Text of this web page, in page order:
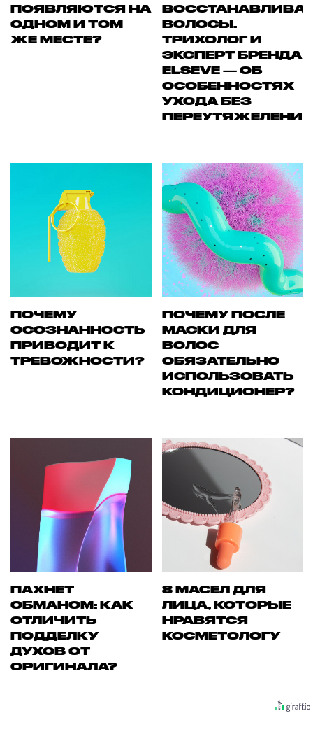
ПОЯВЛЯЮТСЯ НА
ОДНОМ И ТОМ
ЖЕ МЕСТЕ?
ВОЛОСЫ.
ТРИХОЛОГ И
ЭКСПЕРТ БРЕНДА
ELSEVE — ОБ
ОСОБЕННОСТЯХ
УХОДА БЕЗ
ПЕРЕУТЯЖЕЛЕНИЯ
ПОЧЕМУ
ОСОЗНАННОСТЬ
ПРИВОДИТ К
ТРЕВОЖНОСТИ?
ПОЧЕМУ ПОСЛЕ
МАСКИ ДЛЯ
ВОЛОС
ОБЯЗАТЕЛЬНО
ИСПОЛЬЗОВАТЬ
КОНДИЦИОНЕР?
ПАХНЕТ
ОБМАНОМ: КАК
ОТЛИЧИТЬ
ПОДДЕЛКУ
ДУХОВ ОТ
ОРИГИНАЛА?
8 МАСЕЛ ДЛЯ
ЛИЦА, КОТОРЫЕ
НРАВЯТСЯ
КОСМЕТОЛОГУ